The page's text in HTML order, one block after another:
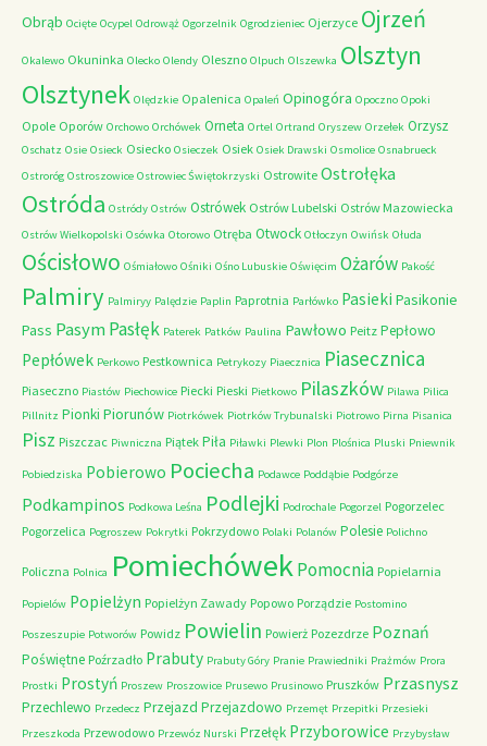
Obrąb Ocięte Ocypel Odrowąż Ogorzelnik Ogrodzieniec Ojerzyce Ojrzeń
Okalewo Okuninka Olecko Olendy Oleszno Olpuch Olszewka Olsztyn
Olsztynek Olędzkie Opalenica Opaleń Opinogóra Opoczno Opoki
Opole Oporów Orchowo Orchówek Orneta Ortel Ortrand Oryszew Orzełek Orzysz
Oschatz Osie Osieck Osiecko Osieczek Osiek Osiek Drawski Osmolice Osnabrueck
Ostroróg Ostroszowice Ostrowiec Świętokrzyski Ostrowite Ostrołęka
Ostróda Ostródy Ostrów Ostrówek Ostrów Lubelski Ostrów Mazowiecka
Ostrów Wielkopolski Osówka Otorowo Otręba Otwock Otłoczyn Owińsk Ołuda
Ościsłowo Ośmiałowo Ośniki Ośno Lubuskie Oświęcim Ożarów Pakość
Palmiry Palmiryy Palędzie Paplin Paprotnia Parłówko Pasieki Pasikonie
Pass PasymPasłęk Paterek Patków Paulina Pawłowo Peitz Pepłowo
Pepłówek Perkowo Pestkownica Petrykozy Piaecznica Piasecznica
Piaseczno Piastów Piechowice Piecki Pieski Pietkowo Pilaszków Pilawa Pilica
Pillnitz Pionki Piorunów Piotrkówek Piotrków Trybunalski Piotrowo Pirna Pisanica
Pisz Piszczac Piwniczna Piątek Piła Piławki Plewki Plon Plośnica Pluski Pniewnik
Pobiedziska Pobierowo Pociecha Podawce Poddąbie Podgórze
Podkampinos Podkowa Leśna Podlejki Podrochale Pogorzel Pogorzelec
Pogorzelica Pogroszew Pokrytki Pokrzydowo Polaki Polanów Polesie Polichno
Policzna Polnica PomiechówekPomocnia Popielarnia
Popielów Popielżyn Popielżyn Zawady Popowo Porządzie Postomino
Poszeszupie Potworów Powidz Powielin Powierż Pozezdrze Poznań
Poświętne Poźrzadło Prabuty Prabuty Góry Pranie Prawiedniki Prażmów Prora
Prostki Prostyń Proszew Proszowice Prusewo Prusinowo Pruszków Przasnysz
Przechlewo Przedecz Przejazd Przejazdowo Przemęt Przepitki Przesieki
Przeszkoda Przewodowo Przewóz Nurski Przełęk Przyborowice Przybysław